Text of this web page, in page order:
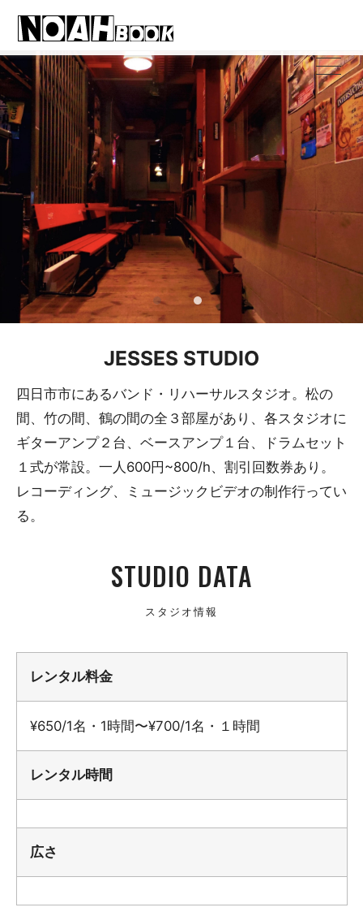
JESSES STUDIO
四日市市にあるバンド・リハーサルスタジオ。松の
間、竹の間、鶴の間の全３部屋があり、各スタジオに
ギターアンプ２台、ベースアンプ１台、ドラムセット
１式が常設。一人600円~800/h、割引回数券あり。
レコーディング、ミュージックビデオの制作行ってい
る。
STUDIO DATA
スタジオ情報
レンタル料金
¥650/1名・1時間〜¥700/1名・１時間
レンタル時間
広さ